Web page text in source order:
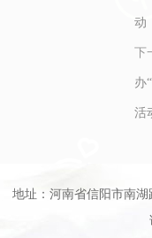
动
下
办
活
地址：河南省信阳市南湖